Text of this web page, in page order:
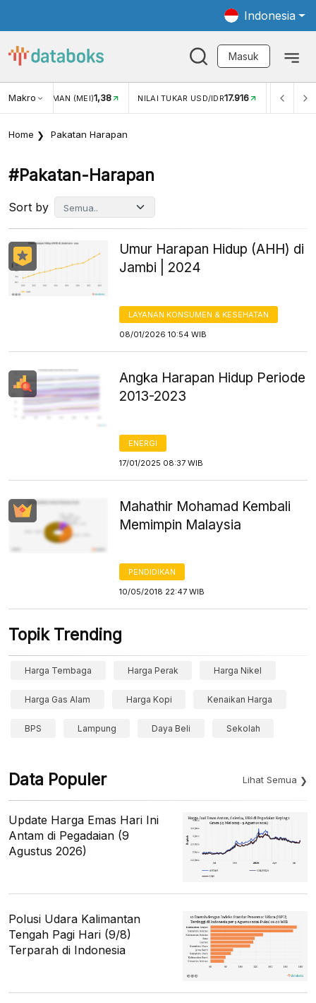
Indonesia
Masuk
MakroWISMAN (MEI)1,38 NILAI TUKAR USD/IDR17.916 INFLASI
Home Pakatan Harapan
#pakatan-Harapan
Sort by
Umur Harapan Hidup (AHH) di
Jambi | 2024
LAYANAN KONSUMEN & KESEHATAN
08/01/2026 10:54 WIB
Angka Harapan Hidup Periode
2013-2023
ENERGI
17/01/2025 08:37 WIB
Mahathir Mohamad Kembali
Memimpin Malaysia
PENDIDIKAN
10/05/2018 22:47 WIB
Topik Trending
Harga Tembaga Harga Perak Harga Nikel
Harga Gas Alam Harga Kopi Kenaikan Harga
BPS Lampung Daya Beli Sekolah
Data Populer Lihat Semua
Update Harga Emas Hari Ini
Antam di Pegadaian (9
Agustus 2026)
Polusi Udara Kalimantan
Tengah Pagi Hari (9/8)
Terparah di Indonesia